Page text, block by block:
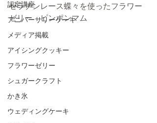
認定講座
アニバーサリーケーキ
メディア掲載
アイシングクッキー
フラワーゼリー
シュガークラフト
かき氷
ウェディングケーキ
ゼラチンレース蝶々を使ったフラワー
ゼリー　ピンポンマム